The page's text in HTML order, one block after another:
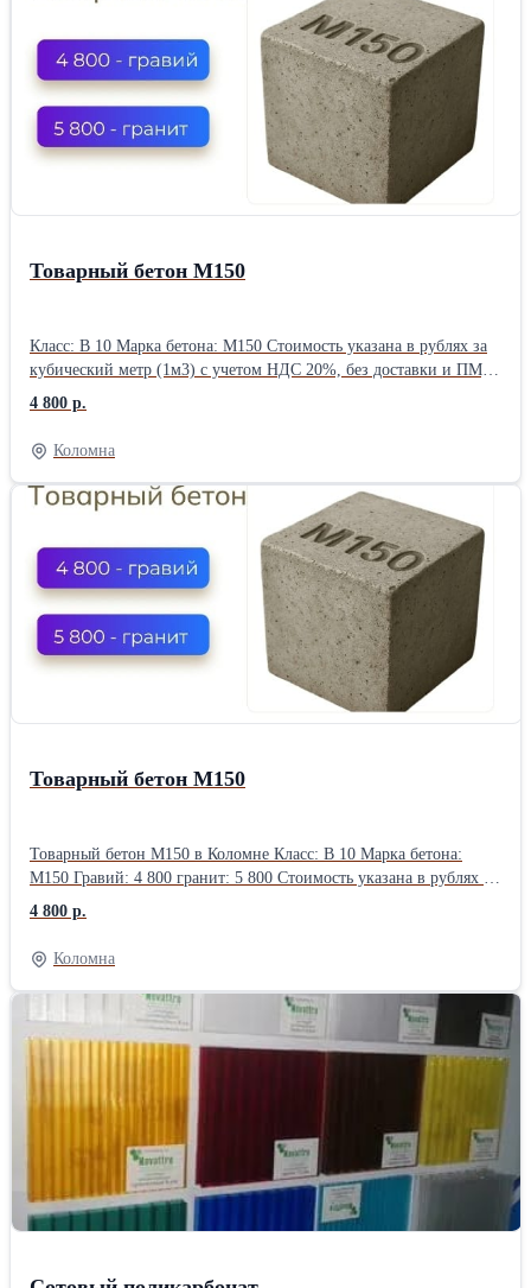
качестве надёжных ограждений, кровельного материала,
несущих элементов в постройках из профлиста, несъёмной
опалубки, внутренних переборок в зданиях. Профнастил с
высотой гребня 75 мм прекрасно «переживает» большие
статические и динамические воздействия в виде тяжёлого снега
и порывистого ветра. Высокую прочность ему придаёт не только
наличие специальной канавки, проходящей вдоль широких
волн, но и толщина металлопроката – от 0,65 до 1 мм, и глубина
Товарный бетон М150
Класс: В 10 Марка бетона: М150 Стоимость указана в рублях за
кубический метр (1м3) с учетом НДС 20%, без доставки и ПМД
Воспользуйтесь выгодным предложением: скидка 7% будет
зафиксирована за вашим номером телефона до конца недели.
Доставка бетона и раствора — круглосуточно, без выходных.
Оформите заявку прямо сейчас, чтобы зафиксировать цену.
4 800 р.
Коломна
Товарный бетон М150
Товарный бетон М150 в Коломне Класс: В 10 Марка бетона:
М150 Гравий: 4 800 гранит: 5 800 Стоимость указана в рублях за
кубический метр (1м3) с учетом НДС 20%, без доставки и ПМД
4 800 р.
Коломна